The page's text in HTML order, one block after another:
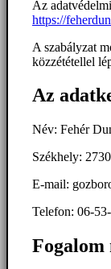
Az
https://
A szabályzat
közzététellel
Az
Név: Fehér
Székhely:
E-mail:
Telefon: 06-
Fogalom